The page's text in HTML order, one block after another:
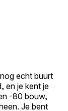
echt buurt
en je kent je
-80 bouw,
Je bent